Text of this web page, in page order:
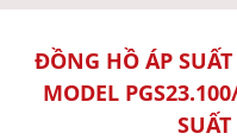
ĐỒNG HỒ ÁP
MODEL